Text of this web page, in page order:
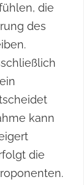
die
des
kann
die